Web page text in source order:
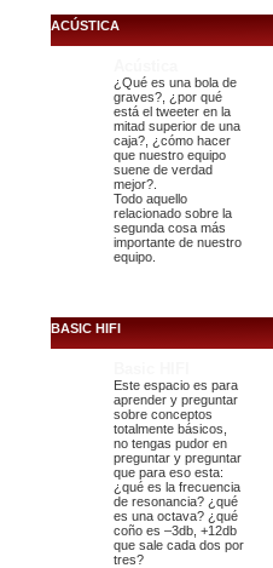
ACÚSTICA
¿Qué es una bola de
graves?, ¿por qué
está el tweeter en la
mitad superior de una
caja?, ¿cómo hacer
que nuestro equipo
suene de verdad
mejor?.
Todo aquello
relacionado sobre la
segunda cosa más
importante de nuestro
equipo.
BASIC HIFI
Este espacio es para
aprender y preguntar
sobre conceptos
totalmente básicos,
no tengas pudor en
preguntar y preguntar
que para eso esta:
¿qué es la frecuencia
de resonancia? ¿qué
es una octava? ¿qué
coño es –3db, +12db
que sale cada dos por
tres?